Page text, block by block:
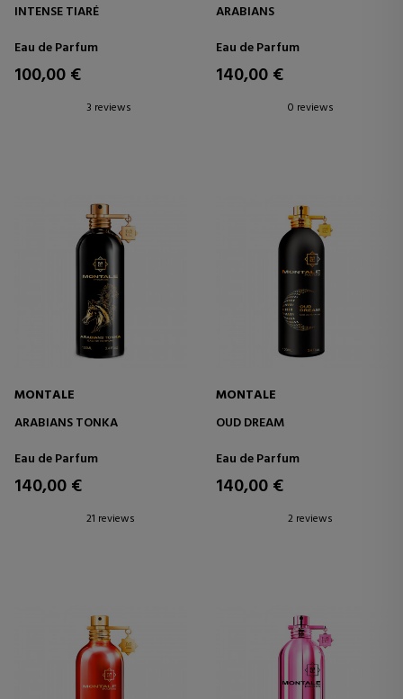
INTENSE TIARÉ
Eau de Parfum
100,00 €
3 reviews
ARABIANS
Eau de Parfum
140,00 €
0 reviews
MONTALE
ARABIANS TONKA
Eau de Parfum
140,00 €
21 reviews
MONTALE
OUD DREAM
Eau de Parfum
140,00 €
2 reviews